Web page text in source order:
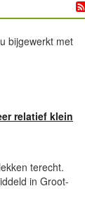
bijgewerkt met
relatief klein
terecht.
in Groot-